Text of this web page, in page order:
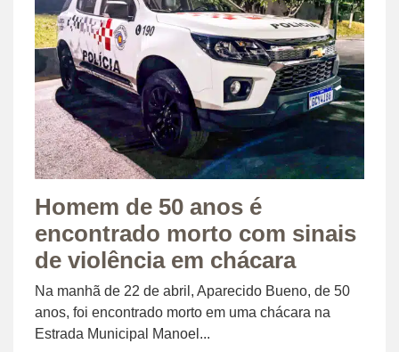
Homem de 50 anos é
encontrado morto com sinais
de violência em chácara
Na manhã de 22 de abril, Aparecido Bueno, de 50
anos, foi encontrado morto em uma chácara na
Estrada Municipal Manoel...